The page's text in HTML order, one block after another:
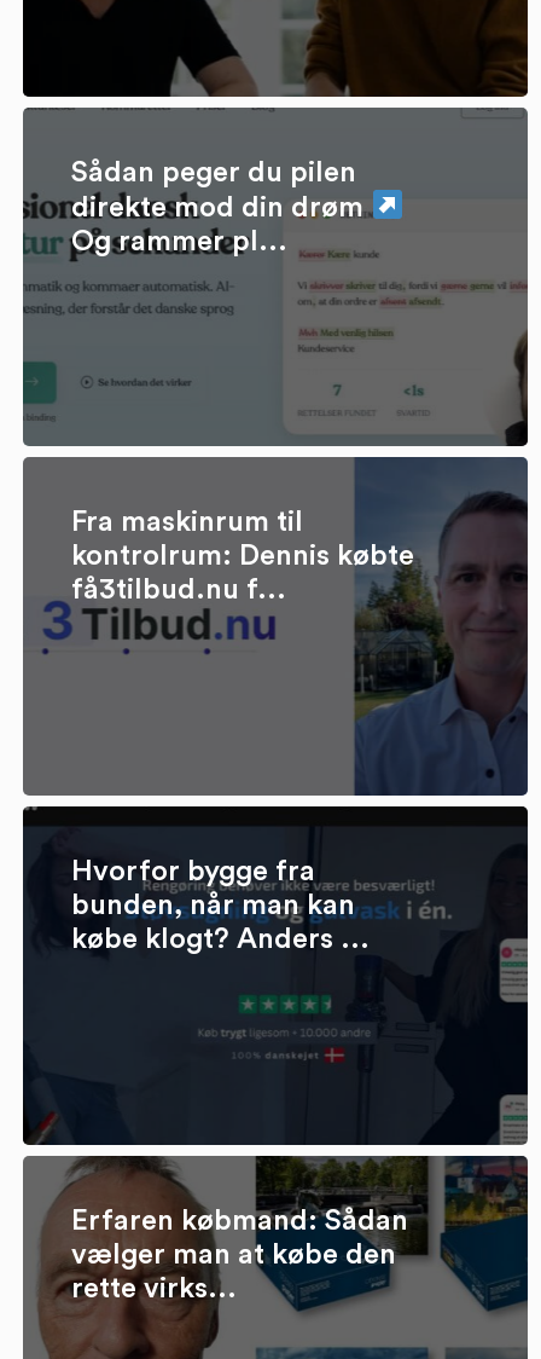
Sådan peger du pilen
direkte mod din drøm
Og rammer pl...
Fra maskinrum til
kontrolrum: Dennis købte
få3tilbud.nu f...
Hvorfor bygge fra
bunden, når man kan
købe klogt? Anders ...
Erfaren købmand: Sådan
vælger man at købe den
rette virks...